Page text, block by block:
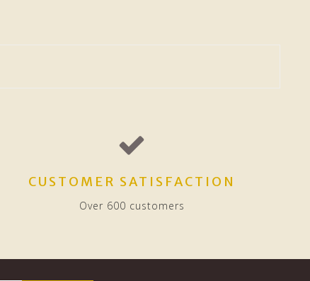
CUSTOMER SATISFACTION
Over 600 customers